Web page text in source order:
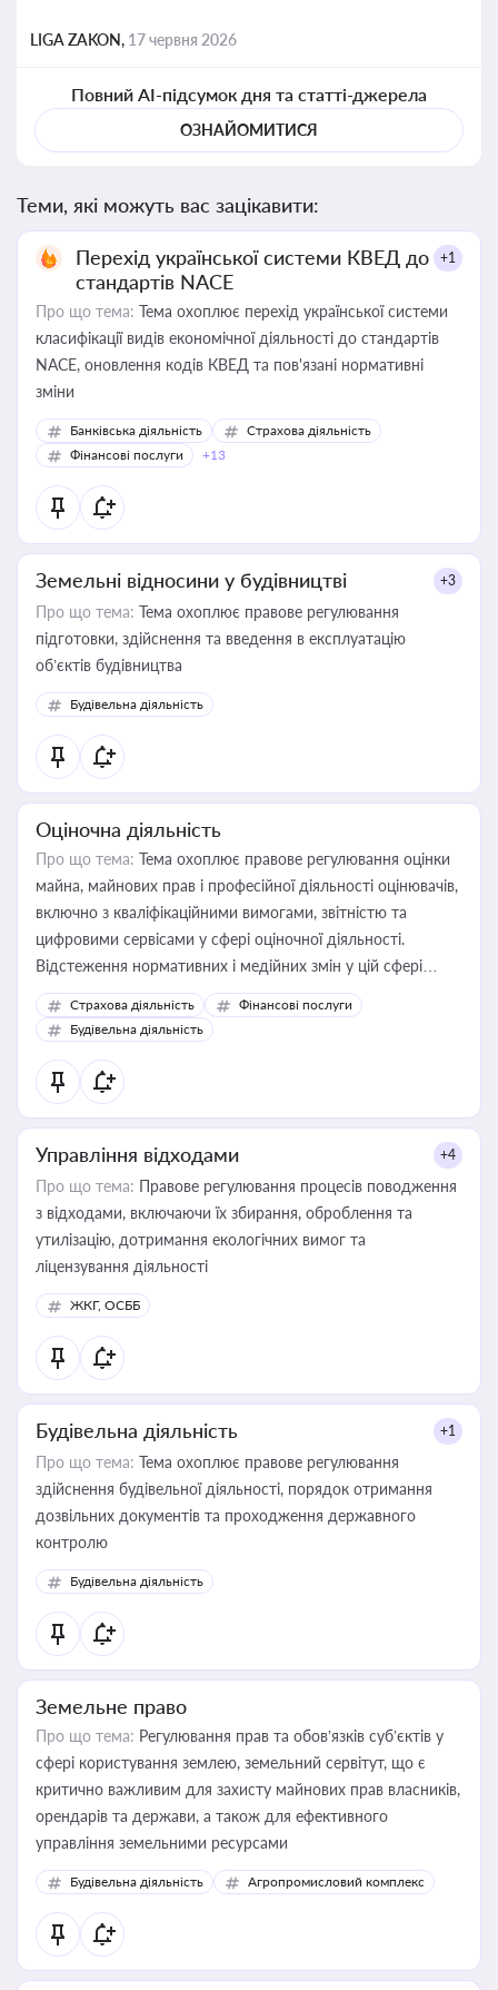
LIGA ZAKON, 17 червня 2026
Повний AI-підсумок дня та статті-джерела
ОЗНАЙОМИТИСЯ
Теми, які можуть вас зацікавити:
Перехід української системи КВЕД до
стандартів NACE
+1
Про що тема: Тема охоплює перехід української системи
класифікації видів економічної діяльності до стандартів
NACE, оновлення кодів КВЕД та пов'язані нормативні
зміни
Банківська діяльність
Страхова діяльність
Фінансові послуги
+13
Земельні відносини у будівництві +3
Про що тема: Тема охоплює правове регулювання
підготовки, здійснення та введення в експлуатацію
об’єктів будівництва
Будівельна діяльність
Оціночна діяльність
Про що тема: Тема охоплює правове регулювання оцінки
майна, майнових прав і професійної діяльності оцінювачів,
включно з кваліфікаційними вимогами, звітністю та
цифровими сервісами у сфері оціночної діяльності.
Відстеження нормативних і медійних змін у цій сфері
корисне для власника бізнесу, керівника, юриста або
бухгалтера під час оподаткування, приватизації, оренди
державного майна, корпоративних угод і перевірки
статусу суб'єктів оціночної діяльності
Страхова діяльність
Фінансові послуги
Будівельна діяльність
Управління відходами +4
Про що тема: Правове регулювання процесів поводження
з відходами, включаючи їх збирання, оброблення та
утилізацію, дотримання екологічних вимог та
ліцензування діяльності
ЖКГ, ОСББ
Будівельна діяльність +1
Про що тема: Тема охоплює правове регулювання
здійснення будівельної діяльності, порядок отримання
дозвільних документів та проходження державного
контролю
Будівельна діяльність
Земельне право
Про що тема: Регулювання прав та обов’язків суб’єктів у
сфері користування землею, земельний сервітут, що є
критично важливим для захисту майнових прав власників,
орендарів та держави, а також для ефективного
управління земельними ресурсами
Будівельна діяльність Агропромисловий комплекс